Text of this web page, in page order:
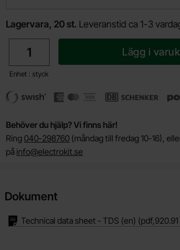
Lagervara, 20 st. Leveranstid ca 1-3
Enhet : styck
Lägg i
Behöver du hjälp? Vi finns här!
Ring 040-298760 (måndag till fredag 10-16),
på info@electrokit.se
Dokument
Technical data sheet - TDS (en) (pdf,920.91